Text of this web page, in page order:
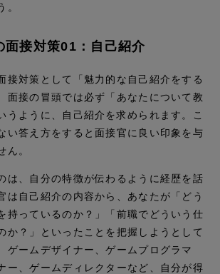
。
面接対策01：自己紹介
接対策として「魅力的な自己紹介をする
面接の冒頭では必ず「あなたについて教
うように、自己紹介を求められます。こ
い答え方をすると面接官に良い印象を与
ん。
は、自分の特徴が伝わるように経歴を話
は自己紹介の内容から、あなたが「どう
持っているのか？」「前職でどういう仕
か？」といったことを把握しようとして
ゲームデザイナー、ゲームプログラマ
ー、ゲームディレクターなど、自分が得